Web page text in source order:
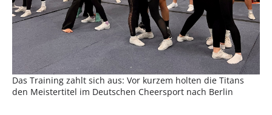
Das Training zahlt sich aus: Vor kurzem holten die Titans
den Meistertitel im Deutschen Cheersport nach Berlin